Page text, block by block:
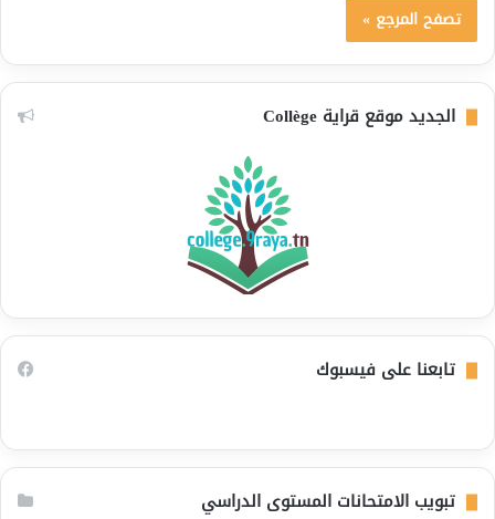
تصفح المرجع »
الجديد موقع قراية Collège
تابعنا على فيسبوك
تبويب الامتحانات المستوى الدراسي